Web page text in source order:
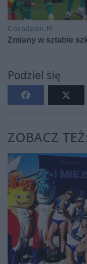
Podziel się
ZOBACZ TEŻ: